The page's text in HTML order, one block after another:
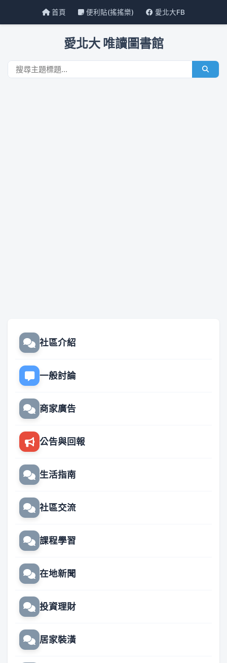
首頁 便利貼(搖搖樂) 愛北大FB
愛北大 唯讀圖書館
社區介紹
一般討論
商家廣告
公告與回報
生活指南
社區交流
課程學習
在地新聞
投資理財
居家裝潢